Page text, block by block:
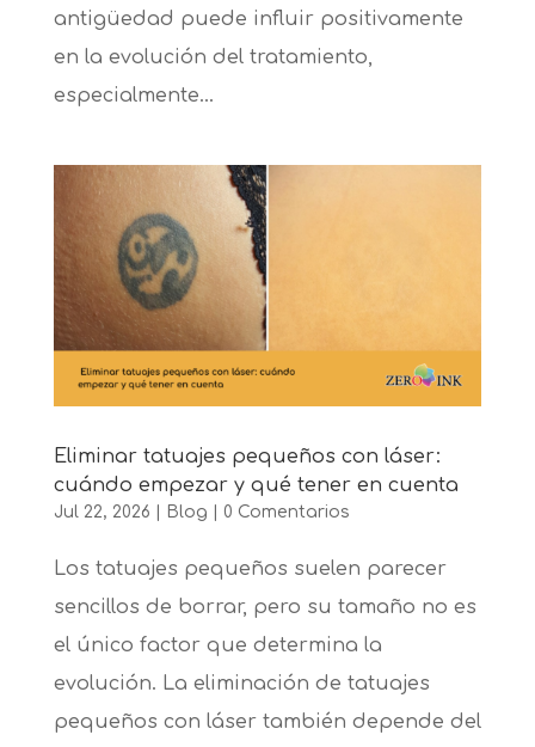
antigüedad puede influir positivamente
en la evolución del tratamiento,
especialmente...
Eliminar tatuajes pequeños con láser:
cuándo empezar y qué tener en cuenta
Jul 22, 2026 Blog 0 Comentarios
Los tatuajes pequeños suelen parecer
sencillos de borrar, pero su tamaño no es
el único factor que determina la
evolución. La eliminación de tatuajes
pequeños con láser también depende del